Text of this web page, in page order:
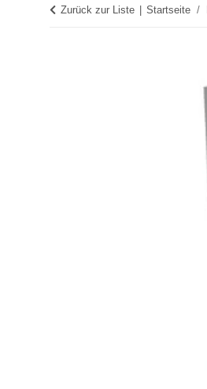
Zurück zur Liste Startseite